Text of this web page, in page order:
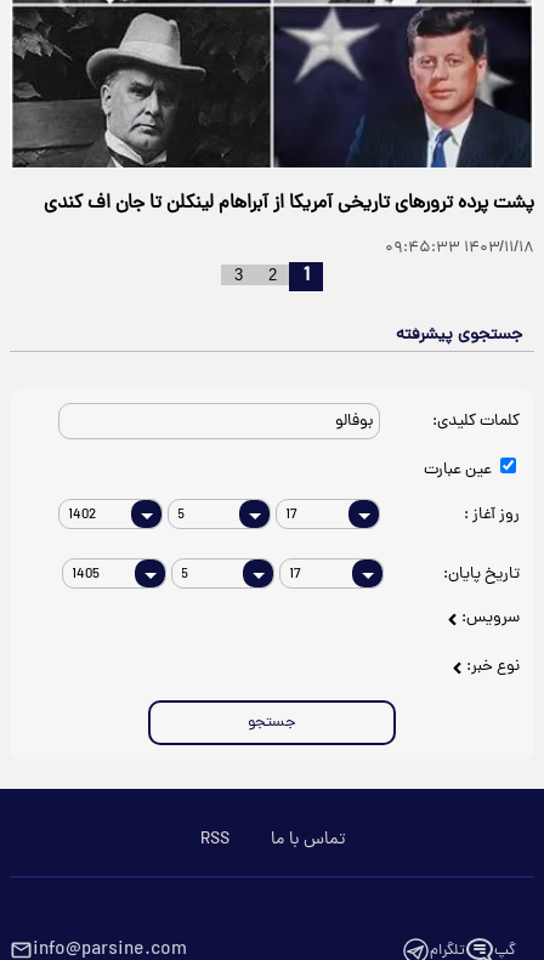
پشت پرده ترورهای تاریخی آمریکا از آبراهام لینکلن تا جان اف کندی
۱۴۰۳/۱۱/۱۸ ۰۹:۴۵:۳۳
1
2
3
جستجوی پیشرفته
کلمات کلیدی:
عین عبارت
روز آغاز :
تاریخ پایان:
سرویس:
نوع خبر:
جستجو
تماس با ما RSS
گپ تلگرام info@parsine.com